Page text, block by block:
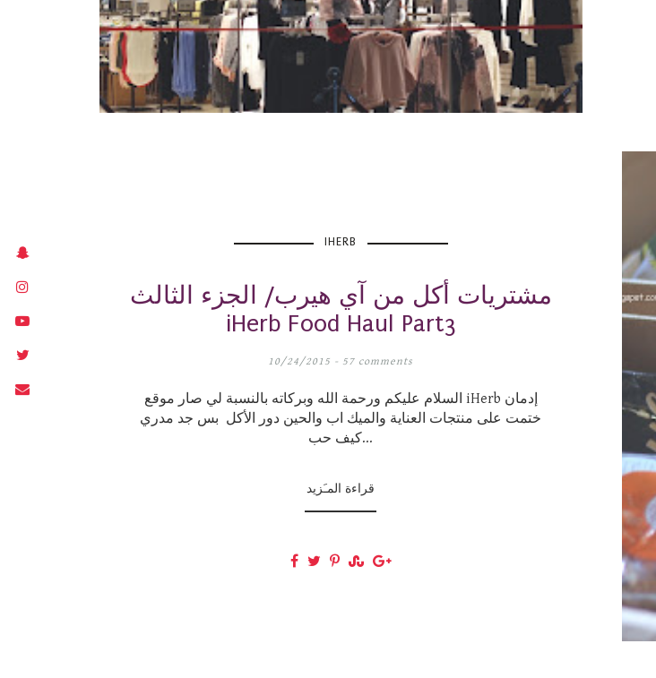
IHERB
مشتريات أكل من آي هيرب/ الجزء الثالث
iHerb Food Haul Part3
10/24/2015 - 57 comments
السلام عليكم ورحمة الله وبركاته بالنسبة لي صار موقع iHerb إدمان
ختمت على منتجات العناية والميك اب والحين دور الأكل بس جد مدري
كيف حب...
قراءة المـَزيد